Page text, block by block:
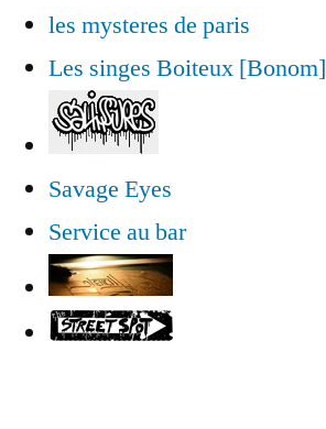
les mysteres de paris
Les singes Boiteux [Bonom]
Savage Eyes
Service au bar